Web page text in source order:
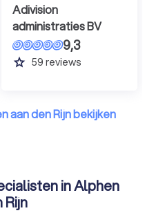
Adivision
administraties BV
9,3
grade 59 reviews
aan den Rijn bekijken
in Alphen
Rijn